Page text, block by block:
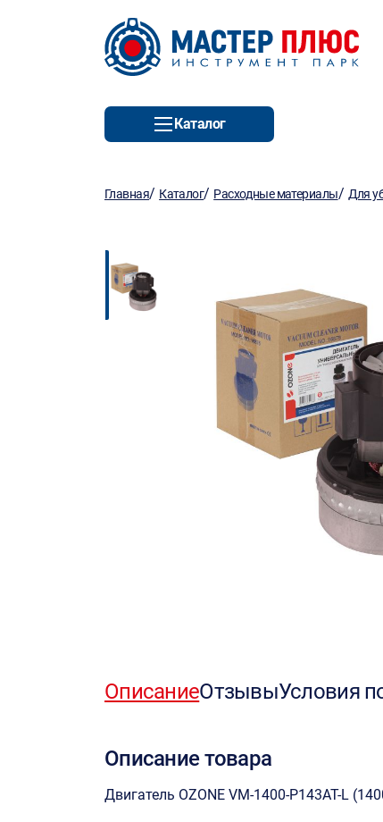
Каталог
Главная/ Каталог/ Расходные материалы/ Для
ОписаниеОтзывыУсловия
Описание товара
Двигатель OZONE VM-1400-P143AT-L